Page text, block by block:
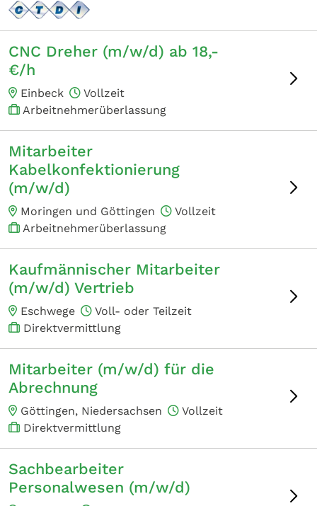
CNC Dreher (m/w/d) ab 18,-
€/h
Einbeck
Vollzeit
Arbeitnehmerüberlassung
Mitarbeiter
Kabelkonfektionierung
(m/w/d)
Moringen und Göttingen
Vollzeit
Arbeitnehmerüberlassung
Kaufmännischer Mitarbeiter
(m/w/d) Vertrieb
Eschwege
Voll- oder Teilzeit
Direktvermittlung
Mitarbeiter (m/w/d) für die
Abrechnung
Göttingen, Niedersachsen
Vollzeit
Direktvermittlung
Sachbearbeiter
Personalwesen (m/w/d)